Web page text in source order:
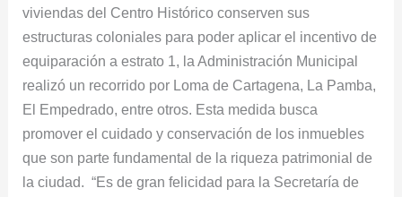
viviendas del Centro Histórico conserven sus
estructuras coloniales para poder aplicar el incentivo de
equiparación a estrato 1, la Administración Municipal
realizó un recorrido por Loma de Cartagena, La Pamba,
El Empedrado, entre otros. Esta medida busca
promover el cuidado y conservación de los inmuebles
que son parte fundamental de la riqueza patrimonial de
la ciudad. “Es de gran felicidad para la Secretaría de
las
viviendas
del
sector
histórico